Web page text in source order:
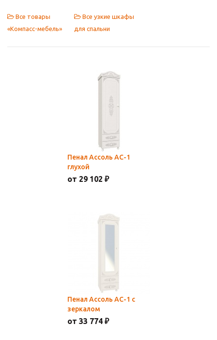
Все товары
«Компасс-мебель»
Все узкие шкафы
для спальни
Пенал Ассоль АС-1
глухой
от 29 102 ₽
Пенал Ассоль АС-1 с
зеркалом
от 33 774 ₽